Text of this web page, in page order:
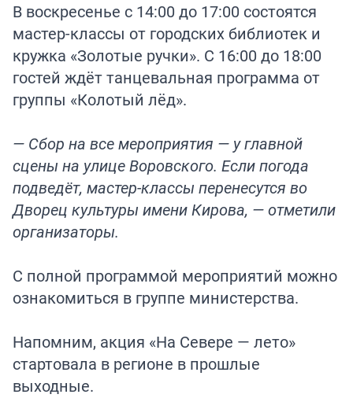
В воскресенье с 14:00 до 17:00 состоятся
мастер-классы от городских библиотек и
кружка «Золотые ручки». С 16:00 до 18:00
гостей ждёт танцевальная программа от
группы «Колотый лёд».
— Сбор на все мероприятия — у главной
сцены на улице Воровского. Если погода
подведёт, мастер-классы перенесутся во
Дворец культуры имени Кирова, — отметили
организаторы.
С полной программой мероприятий можно
ознакомиться в группе министерства.
Напомним, акция «На Севере — лето»
стартовала в регионе в прошлые
выходные.